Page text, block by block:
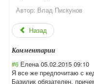
Автор: Влад Пискунов
Назад
Комментарии
#6 Елена 05.02.2015 09:10
Я все же предпочитаю с
Базилик обязателен,